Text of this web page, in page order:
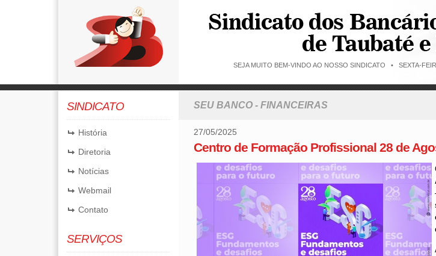
SEJA MUITO BEM-VINDO AO NOSSO SINDICATO • SEXTA-
SINDICATO
História
Diretoria
Notícias
Webmail
Contato
SERVIÇOS
SEU BANCO - FINANCEIRAS
27/05/2025
Centro de Formação Profissional 28 de